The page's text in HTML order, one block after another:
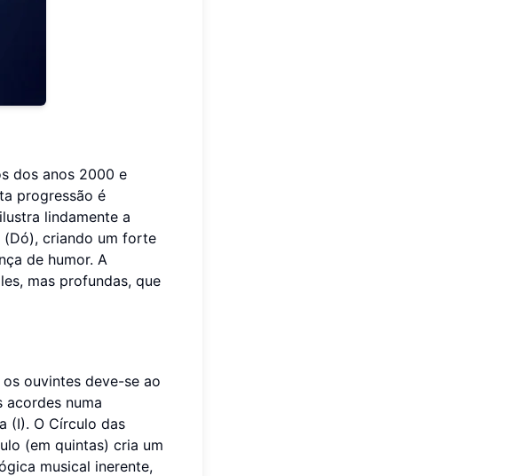
dos anos 2000 e
progressão é
lindamente a
(Dó), criando um forte
de humor. A
mas profundas, que
ouvintes deve-se ao
acordes numa
(I). O Círculo das
(em quintas) cria um
musical inerente,